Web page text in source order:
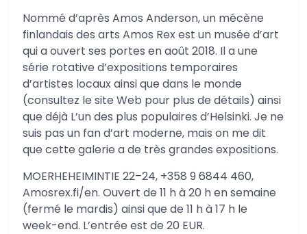
Nommé d’après Amos Anderson, un mécène
finlandais des arts Amos Rex est un musée d’art
qui a ouvert ses portes en août 2018. Il a une
série rotative d’expositions temporaires
d’artistes locaux ainsi que dans le monde
(consultez le site Web pour plus de détails) ainsi
que déjà L’un des plus populaires d’Helsinki. Je ne
suis pas un fan d’art moderne, mais on me dit
que cette galerie a de très grandes expositions.
MOERHEHEIMINTIE 22–24, +358 9 6844 460,
Amosrex.fi/en. Ouvert de 11 h à 20 h en semaine
(fermé le mardis) ainsi que de 11 h à 17 h le
week-end. L’entrée est de 20 EUR.